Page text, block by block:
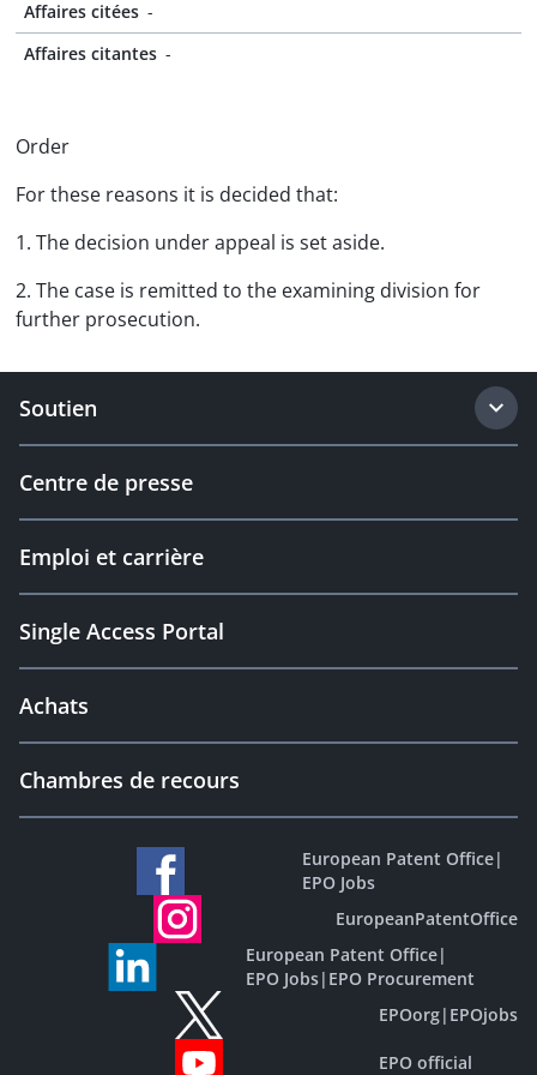
Affaires citées -
Affaires citantes -
Order
For these reasons it is decided that:
1. The decision under appeal is set aside.
2. The case is remitted to the examining division for
further prosecution.
Soutien
Centre de presse
Emploi et carrière
Single Access Portal
Achats
Chambres de recours
European Patent Office|
EPO Jobs
EuropeanPatentOffice
European Patent Office|
EPO Jobs| EPO Procurement
EPOorg| EPOjobs
EPO official